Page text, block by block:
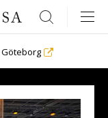
Search